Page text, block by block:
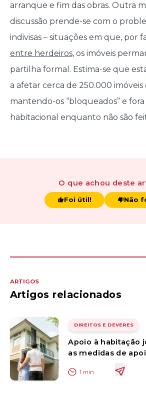
arranque e fim das obras. Outra
discussão prende-se com o
indivisas – situações em que, por
entre herdeiros, os imóveis
partilha formal. Estima-se que
a afetar cerca de 250.000
mantendo-os “bloqueados” e
habitacional enquanto não são
O que achou deste
Foi útil! Não
ARTIGOS
Artigos relacionados
DIREITOS E DEVERES
Apoio à habitação
as medidas de
1 min